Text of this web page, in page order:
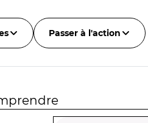
Passer à l'action